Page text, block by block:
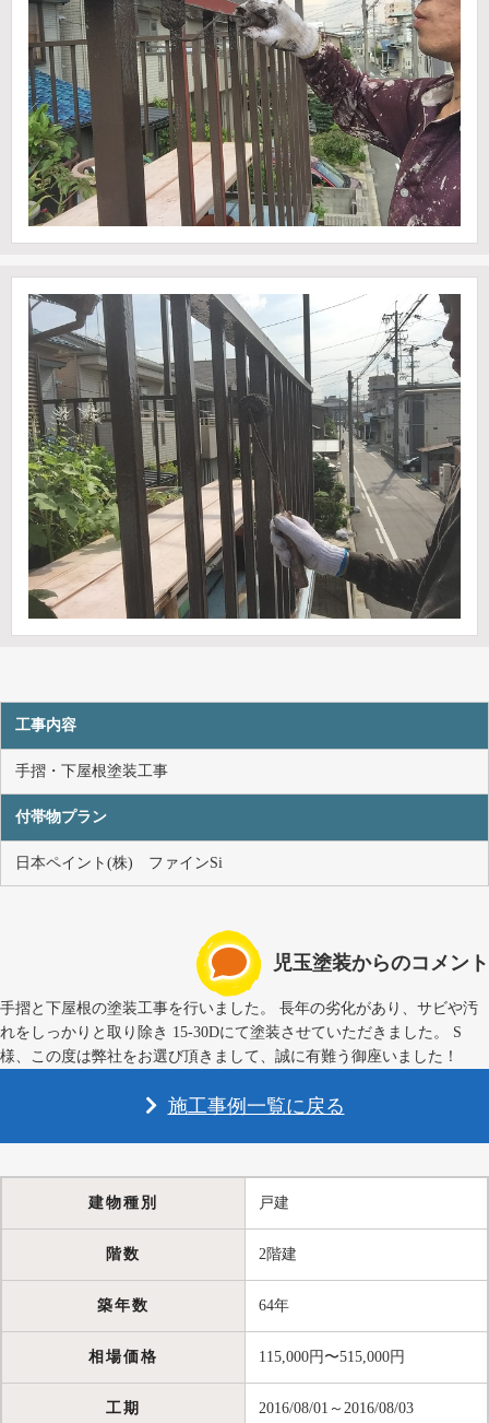
工事内容
手摺・下屋根塗装工事
付帯物プラン
日本ペイント(株) ファインSi
児玉塗装からのコメント
手摺と下屋根の塗装工事を行いました。 長年の劣化があり、サビや汚
れをしっかりと取り除き 15-30Dにて塗装させていただきました。 S
様、この度は弊社をお選び頂きまして、誠に有難う御座いました！
施工事例一覧に戻る
建物種別 戸建
階数 2階建
築年数 64年
相場価格 115,000円〜515,000円
工期 2016/08/01～2016/08/03